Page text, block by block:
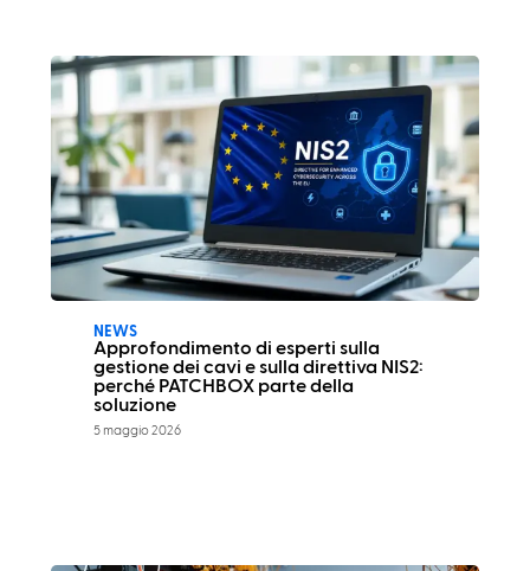
NEWS
Approfondimento di esperti sulla
gestione dei cavi e sulla direttiva NIS2:
perché PATCHBOX parte della
soluzione
5 maggio 2026